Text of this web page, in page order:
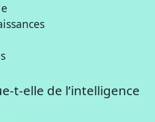
t-elle de l’intelligence